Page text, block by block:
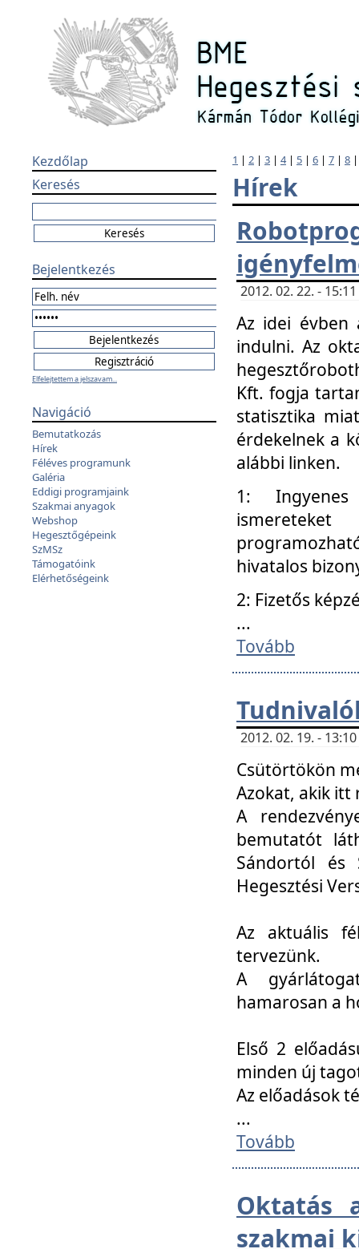
Kezdőlap
Keresés
Bejelentkezés
Elfelejtettem a jelszavam...
Navigáció
Bemutatkozás
Hírek
Féléves programunk
Galéria
Eddigi programjaink
Szakmai anyagok
Webshop
Hegesztőgépeink
SzMSz
Támogatóink
Elérhetőségeink
1 | 2 | 3 | 4| 5 | 6 | 7 | 8
Hírek
2012. 02. 22. -
Az idei évben
indulni. Az
Kft. fogja
statisztika
érdekelnek a
alábbi linken.
1: Ingyenes
hivatalos
2: Fizetős
...
Tovább
2012. 02. 19. -
Csütörtökön
Azokat, akik itt
A
bemutatót
Sándortól és
Hegesztési
Az aktuális
tervezünk.
A
hamarosan a
Első 2
minden új
Az előadások
...
Tovább
Oktatás
szakmai